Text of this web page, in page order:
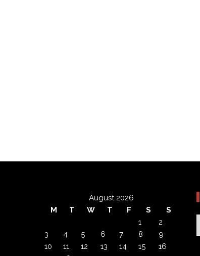
August 2026
M
T W T F S
S
1
2
3
4 5 6 7 8
9
10
11 12 13 14 15
16